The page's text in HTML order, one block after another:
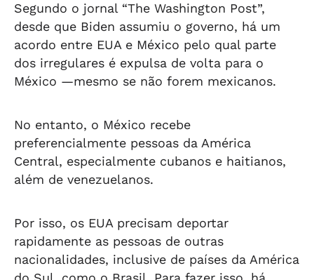
Segundo o jornal “The Washington Post”,
desde que Biden assumiu o governo, há um
acordo entre EUA e México pelo qual parte
dos irregulares é expulsa de volta para o
México —mesmo se não forem mexicanos.
No entanto, o México recebe
preferencialmente pessoas da América
Central, especialmente cubanos e haitianos,
além de venezuelanos.
Por isso, os EUA precisam deportar
rapidamente as pessoas de outras
nacionalidades, inclusive de países da América